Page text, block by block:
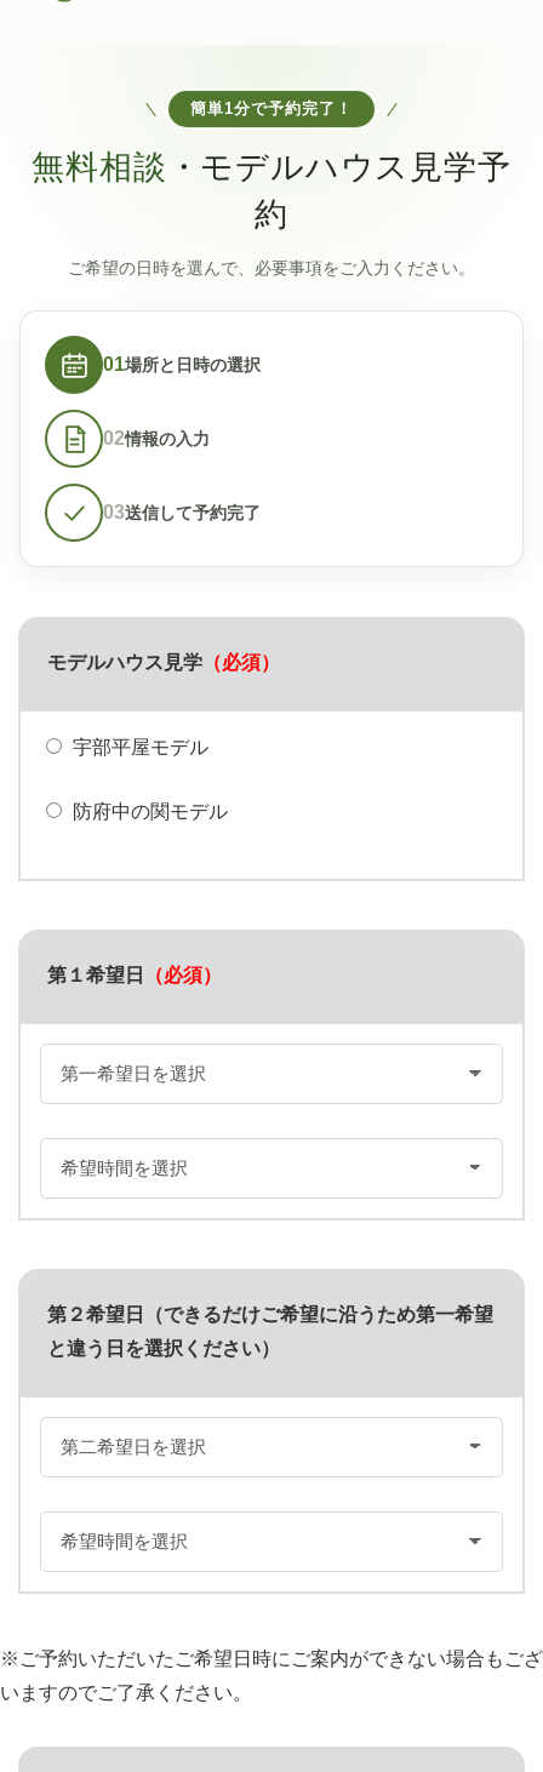
簡単1分で予約完了！
無料相談 ・モデルハウス見学予
約
ご希望の日時を選んで、必要事項をご入力ください。
01場所と日時の選択
02情報の入力
03送信して予約完了
モデルハウス見学 （必須）
宇部平屋モデル
防府中の関モデル
第１希望日 （必須）
第２希望日（できるだけご希望に沿うため第一希望
と違う日を選択ください）
※ご予約いただいたご希望日時にご案内ができない場合もござ
いますのでご了承ください。